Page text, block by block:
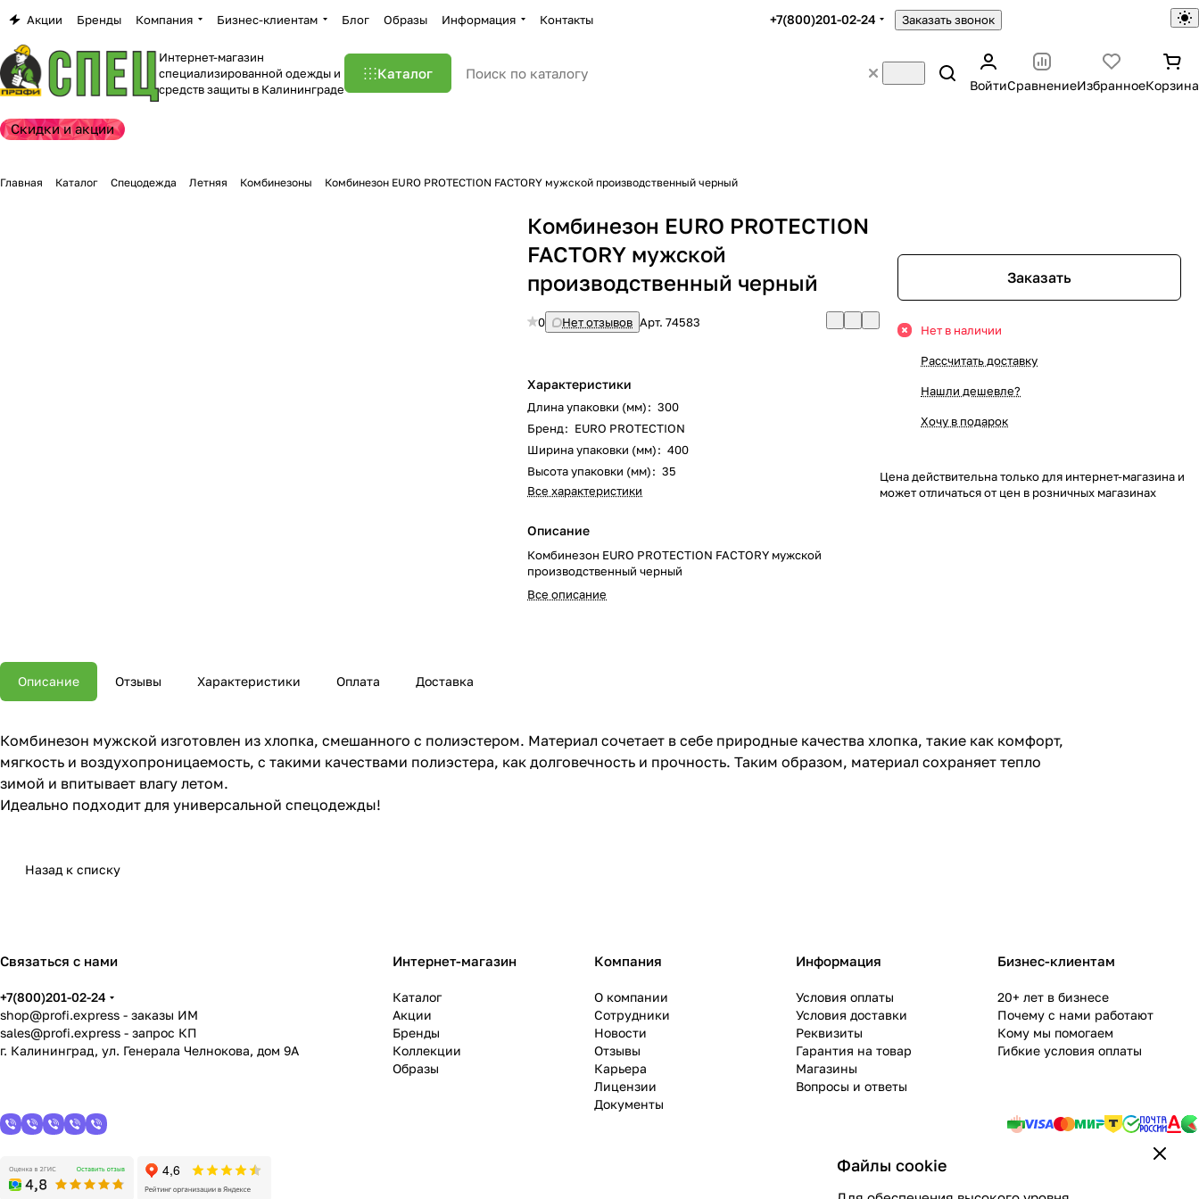
Акции Бренды Компания Бизнес-клиентам Блог Образы Информация Контакты +7(800)201-02-24 Заказать звонок
Интернет-магазин
специализированной одежды и
средств защиты в Калининграде
Каталог
ВойтиСравнениеИзбранноеКорзина
Скидки и акции
Главная Каталог Спецодежда Летняя Комбинезоны Комбинезон EURO PROTECTION FACTORY мужской производственный черный
Комбинезон EURO PROTECTION
FACTORY мужской
производственный черный
0 Нет отзывов Арт.74583
Характеристики
Длина упаковки (мм): 300
Бренд: EURO PROTECTION
Ширина упаковки (мм): 400
Высота упаковки (мм): 35
Все характеристики
Описание
Комбинезон EURO PROTECTION FACTORY мужской
производственный черный
Все описание
Заказать
Нет в наличии
Рассчитать доставку
Нашли дешевле?
Хочу в подарок
Цена действительна только для интернет-магазина и
может отличаться от цен в розничных магазинах
Описание Отзывы Характеристики Оплата Доставка
Комбинезон мужской изготовлен из хлопка, смешанного с полиэстером. Материал сочетает в себе природные качества хлопка, такие как комфорт,
мягкость и воздухопроницаемость, с такими качествами полиэстера, как долговечность и прочность. Таким образом, материал сохраняет тепло
зимой и впитывает влагу летом.
Идеально подходит для универсальной спецодежды!
Назад к списку
Связаться с нами
+7(800)201-02-24
shop@profi.express - заказы ИМ
sales@profi.express - запрос КП
г. Калининград, ул. Генерала Челнокова, дом 9A
Интернет-магазин
Каталог
Акции
Бренды
Коллекции
Образы
Компания
О компании
Сотрудники
Новости
Отзывы
Карьера
Лицензии
Документы
Информация
Условия оплаты
Условия доставки
Реквизиты
Гарантия на товар
Магазины
Вопросы и ответы
Бизнес-клиентам
20+ лет в бизнесе
Почему с нами работают
Кому мы помогаем
Гибкие условия оплаты
Файлы cookie